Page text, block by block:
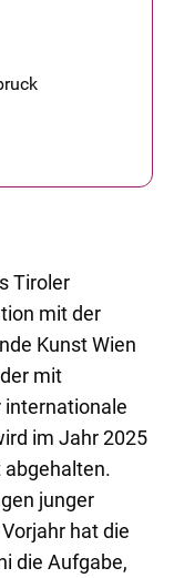
Tiroler
mit der
Kunst Wien
mit
internationale
im Jahr 2025
abgehalten.
junger
hat die
die Aufgabe,